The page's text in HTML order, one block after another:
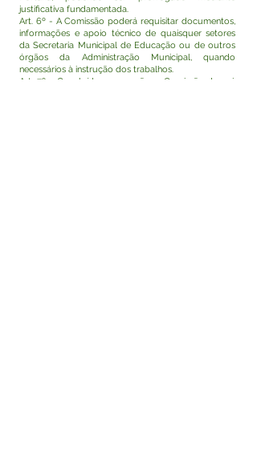
justificativa fundamentada.
Art. 6º - A Comissão poderá requisitar documentos,
informações e apoio técnico de quaisquer setores
da Secretaria Municipal de Educação ou de outros
órgãos da Administração Municipal, quando
necessários à instrução dos trabalhos.
Art. 7º - Concluída a apuração, a Comissão deverá